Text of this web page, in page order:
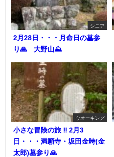
シニア
2月28日・・・月命日の墓参
り🙏 大野山⛰️
ウオーキング
小さな冒険の旅 ‼︎ 2月3
日・・・満願寺・坂田金時(金
太郎)墓参り🙏